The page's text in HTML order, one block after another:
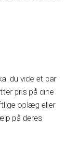
du vide et par
pris på dine
oplæg eller
på deres